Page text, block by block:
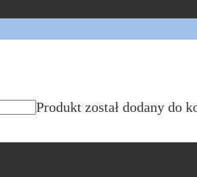
Produkt został dodany do